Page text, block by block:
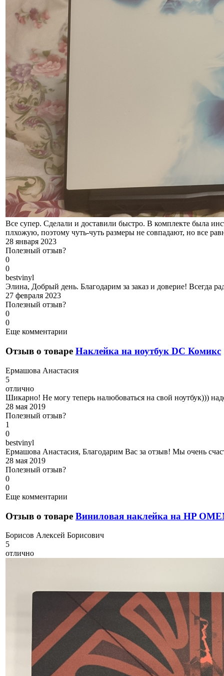
Все супер. Сделали и доставили быстро. В комплекте была
плхожую, поэтому чуть-чуть размеры не совпадают, но все
28 января 2023
Полезный отзыв?
0
0
bestvinyl
Элина, Добрый день. Благодарим за заказ и доверие! Всегда
27 февраля 2023
Полезный отзыв?
0
0
Еще комментарии
Отзыв о товаре Наклейка на ноутбук DC Комикс
Ермашова Анастасия
5
отлично
Шикарно! Не могу теперь налюбоваться на свой ноутбук)))
28 мая 2019
Полезный отзыв?
1
0
bestvinyl
Ермашова Анастасия, Благодарим Вас за отзыв! Мы очень
28 мая 2019
Полезный отзыв?
0
0
Еще комментарии
Отзыв о товаре Виниловая наклейка на HP
Борисов Алексей Борисович
5
отлично